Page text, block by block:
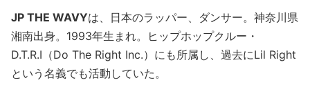
JP THE WAVYは、日本のラッパー、ダンサー。神奈川県
湘南出身。1993年生まれ。ヒップホップクルー・
D.T.R.I（Do The Right Inc.）にも所属し、過去にLil Right
という名義でも活動していた。